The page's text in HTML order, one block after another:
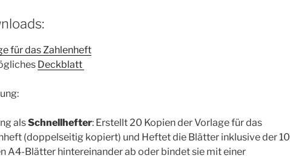
für das Zahlenheft
Deckblatt
alsSchnellhefter: Erstellt 20 Kopien der Vorlage für das
(doppelseitig kopiert) und Heftet die Blätter inklusive der 10
A4-Blätter hintereinander ab oder bindet sie mit einer